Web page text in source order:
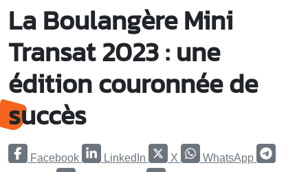
La Boulangère Mini
Transat 2023 : une
édition couronnée de
succès
Facebook LinkedIn X WhatsApp